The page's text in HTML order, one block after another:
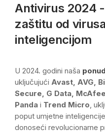
Antivirus 2024
zaštitu od
inteligencijom
U 2024. godini naša
uključujući Avast, AVG,
Secure, G Data,
Panda i Trend Micro ,
poput umjetne
donoseći revolucionarne